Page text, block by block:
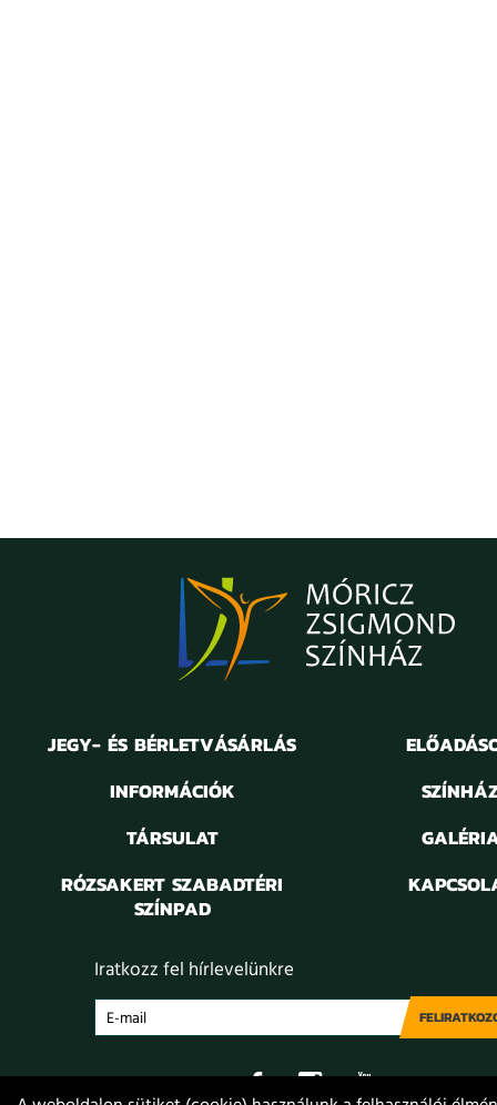
JEGY- ÉS BÉRLETVÁSÁRLÁS
INFORMÁCIÓK
TÁRSULAT
RÓZSAKERT SZABADTÉRI
SZÍNPAD
Iratkozz fel hírlevelünkre